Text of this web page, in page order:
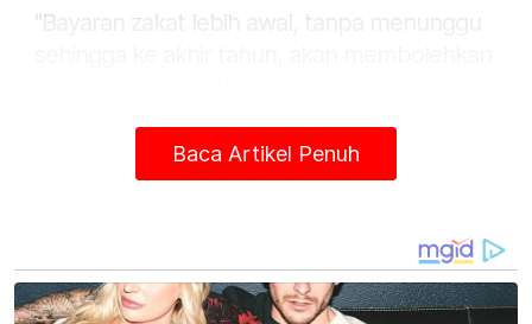
"Bayaran zakat lebih awal, tanpa menunggu
golongan yang memerlukan,"
Insya-Allah," katanya kepada pemberita pada
Karnival Year End Zakat x Pasar Saloma di sini
Baca Artikel Penuh